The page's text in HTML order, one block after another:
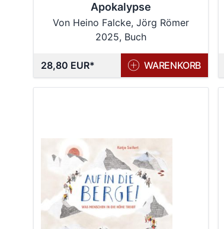
Apokalypse
Von Heino Falcke, Jörg Römer
2025, Buch
28,80 EUR WARENKORB